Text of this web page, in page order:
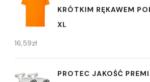
KRÓTKIM RĘKAWEM
XL
16,59zł
PROTEC JAKOŚĆ